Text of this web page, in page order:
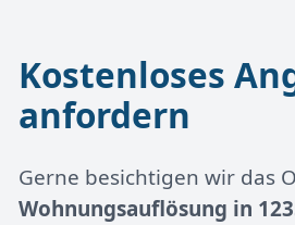
Kostenloses
anfordern
Gerne besichtigen wir das
Wohnungsauflösung in